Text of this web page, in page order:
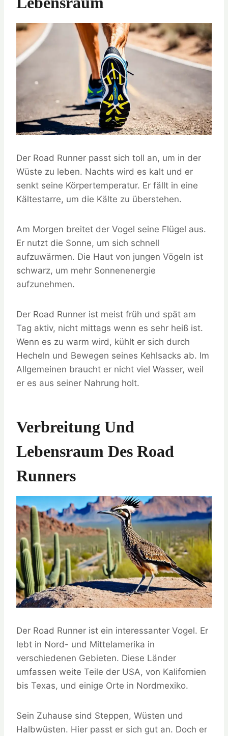
Der Road Runner passt sich toll an, um in der
Wüste zu leben. Nachts wird es kalt und er
senkt seine Körpertemperatur. Er fällt in eine
Kältestarre, um die Kälte zu überstehen.
Am Morgen breitet der Vogel seine Flügel aus.
Er nutzt die Sonne, um sich schnell
aufzuwärmen. Die Haut von jungen Vögeln ist
schwarz, um mehr Sonnenenergie
aufzunehmen.
Der Road Runner ist meist früh und spät am
Tag aktiv, nicht mittags wenn es sehr heiß ist.
Wenn es zu warm wird, kühlt er sich durch
Hecheln und Bewegen seines Kehlsacks ab. Im
Allgemeinen braucht er nicht viel Wasser, weil
er es aus seiner Nahrung holt.
Verbreitung Und
Lebensraum Des Road
Runners
Der Road Runner ist ein interessanter Vogel. Er
lebt in Nord- und Mittelamerika in
verschiedenen Gebieten. Diese Länder
umfassen weite Teile der USA, von Kalifornien
bis Texas, und einige Orte in Nordmexiko.
Sein Zuhause sind Steppen, Wüsten und
Halbwüsten. Hier passt er sich gut an. Doch er